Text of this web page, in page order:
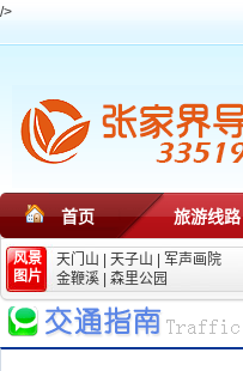
/>
首页 旅游线路
风景
图片
天门山 天子山
军声画院
金鞭溪
森里公园